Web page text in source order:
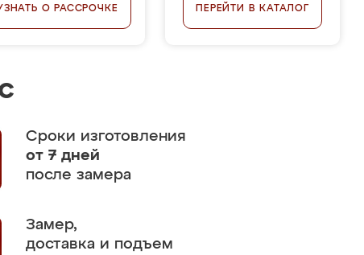
О РАССРОЧКЕ ПЕРЕЙТИ В КАТАЛОГ
Сроки изготовления
от 7 дней
после замера
Замер,
доставка и подъем